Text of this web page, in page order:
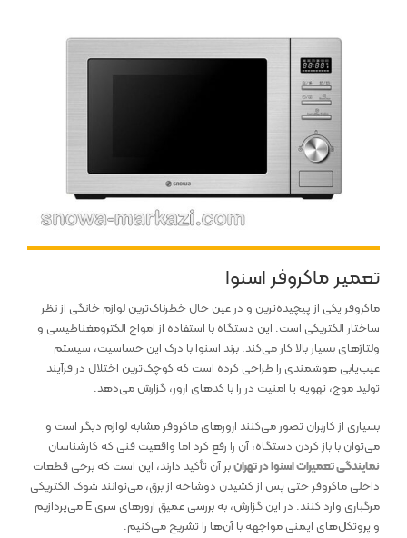
تعمیر ماکروفر اسنوا
ماکروفر یکی از پیچیده‌ترین و در عین حال خطرناک‌ترین لوازم خانگی از نظر
ساختار الکتریکی است. این دستگاه با استفاده از امواج الکترومغناطیسی و
ولتاژهای بسیار بالا کار می‌کند. برند اسنوا با درک این حساسیت، سیستم
عیب‌یابی هوشمندی را طراحی کرده است که کوچک‌ترین اختلال در فرآیند
تولید موج، تهویه یا امنیت در را با کدهای ارور، گزارش می‌دهد.
بسیاری از کاربران تصور می‌کنند ارورهای ماکروفر مشابه لوازم دیگر است و
می‌توان با باز کردن دستگاه، آن را رفع کرد اما واقعیت فنی که کارشناسان
نمایندگی تعمیرات اسنوا در تهرانبر آن تأکید دارند، این است که برخی قطعات
داخلی ماکروفر حتی پس از کشیدن دوشاخه از برق، می‌توانند شوک الکتریکی
مرگباری وارد کنند. در این گزارش، به بررسی عمیق ارورهای سری E می‌پردازیم
و پروتکل‌های ایمنی مواجهه با آن‌ها را تشریح می‌کنیم.